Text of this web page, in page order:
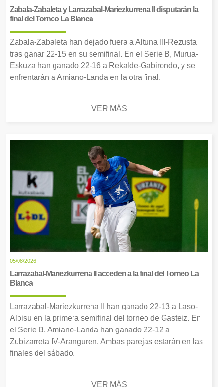
Zabala-Zabaleta y Larrazabal-Mariezkurrena II disputarán la
final del Torneo La Blanca
Zabala-Zabaleta han dejado fuera a Altuna III-Rezusta
tras ganar 22-15 en su semifinal. En el Serie B, Murua-
Eskuza han ganado 22-16 a Rekalde-Gabirondo, y se
enfrentarán a Amiano-Landa en la otra final.
VER MÁS
05/08/2026
Larrazabal-Mariezkurrena II acceden a la final del Torneo La
Blanca
Larrazabal-Mariezkurrena II han ganado 22-13 a Laso-
Albisu en la primera semifinal del torneo de Gasteiz. En
el Serie B, Amiano-Landa han ganado 22-12 a
Zubizarreta IV-Aranguren. Ambas parejas estarán en las
finales del sábado.
VER MÁS